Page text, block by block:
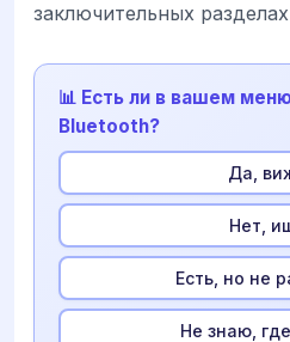
заключительных
📊 Есть ли в вашем
Bluetooth?
Да,
Нет,
Есть, но не
Не знаю,